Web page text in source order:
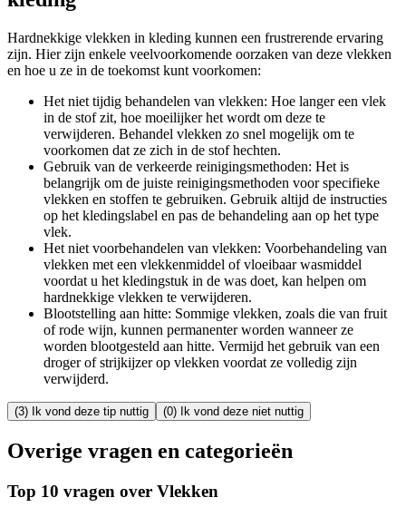
Hardnekkige vlekken in kleding kunnen een frustrerende ervaring
zijn. Hier zijn enkele veelvoorkomende oorzaken van deze vlekken
en hoe u ze in de toekomst kunt voorkomen:
Het niet tijdig behandelen van vlekken: Hoe langer een vlek
in de stof zit, hoe moeilijker het wordt om deze te
verwijderen. Behandel vlekken zo snel mogelijk om te
voorkomen dat ze zich in de stof hechten.
Gebruik van de verkeerde reinigingsmethoden: Het is
belangrijk om de juiste reinigingsmethoden voor specifieke
vlekken en stoffen te gebruiken. Gebruik altijd de instructies
op het kledingslabel en pas de behandeling aan op het type
vlek.
Het niet voorbehandelen van vlekken: Voorbehandeling van
vlekken met een vlekkenmiddel of vloeibaar wasmiddel
voordat u het kledingstuk in de was doet, kan helpen om
hardnekkige vlekken te verwijderen.
Blootstelling aan hitte: Sommige vlekken, zoals die van fruit
of rode wijn, kunnen permanenter worden wanneer ze
worden blootgesteld aan hitte. Vermijd het gebruik van een
droger of strijkijzer op vlekken voordat ze volledig zijn
verwijderd.
(3) Ik vond deze tip nuttig (0) Ik vond deze niet nuttig
Overige vragen en categorieën
Top 10 vragen over Vlekken